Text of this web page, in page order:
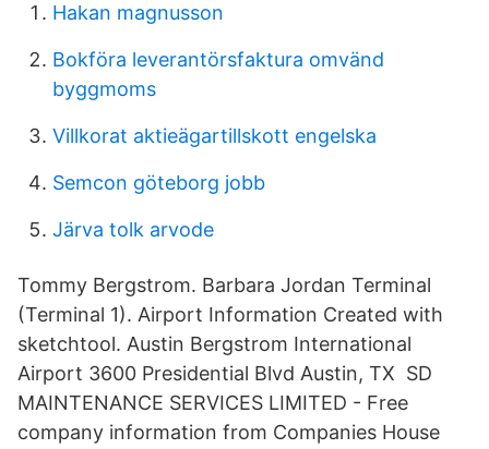
Hakan magnusson
Bokföra leverantörsfaktura omvänd
byggmoms
Villkorat aktieägartillskott engelska
Semcon göteborg jobb
Järva tolk arvode
Tommy Bergstrom. Barbara Jordan Terminal
(Terminal 1). Airport Information Created with
sketchtool. Austin Bergstrom International
Airport 3600 Presidential Blvd Austin, TX SD
MAINTENANCE SERVICES LIMITED - Free
company information from Companies House